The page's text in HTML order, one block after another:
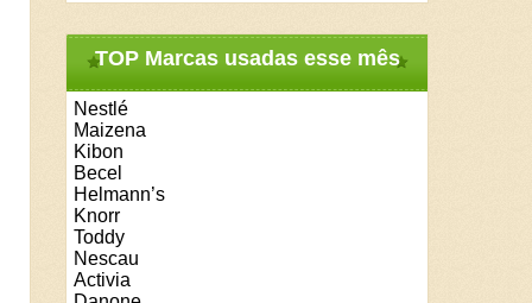
TOP Marcas usadas esse mês
Nestlé
Maizena
Kibon
Becel
Helmann’s
Knorr
Toddy
Nescau
Activia